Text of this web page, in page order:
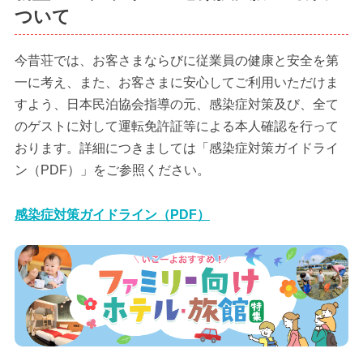
ついて
今昔荘では、お客さまならびに従業員の健康と安全を第
一に考え、また、お客さまに安心してご利用いただけま
すよう、日本民泊協会指導の元、感染症対策及び、全て
のゲストに対して運転免許証等による本人確認を行って
おります。詳細につきましては「感染症対策ガイドライ
ン（PDF）」をご参照ください。
感染症対策ガイドライン（PDF）